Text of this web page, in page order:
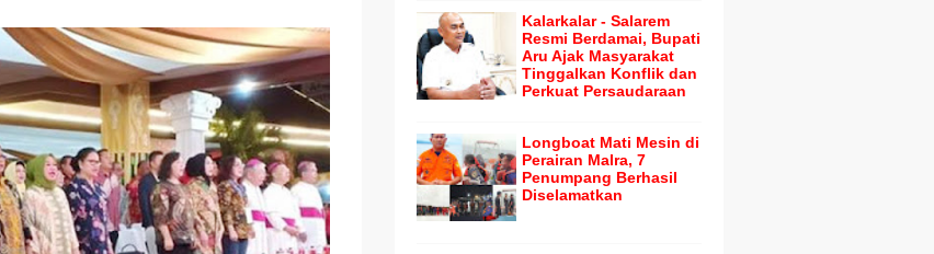
Kalarkalar - Salarem
Resmi Berdamai, Bupati
Aru Ajak Masyarakat
Tinggalkan Konflik dan
Perkuat Persaudaraan
Longboat Mati Mesin di
Perairan Malra, 7
Penumpang Berhasil
Diselamatkan